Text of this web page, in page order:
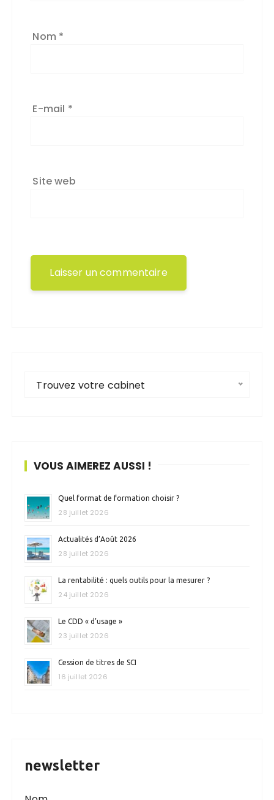
Nom *
E-mail *
Site web
Trouvez votre cabinet
VOUS AIMEREZ AUSSI !
Quel format de formation choisir ?
28 juillet 2026
Actualités d’Août 2026
28 juillet 2026
La rentabilité : quels outils pour la mesurer ?
24 juillet 2026
Le CDD « d’usage »
23 juillet 2026
Cession de titres de SCI
16 juillet 2026
newsletter